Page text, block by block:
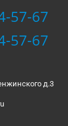
57-67
57-67
д.3